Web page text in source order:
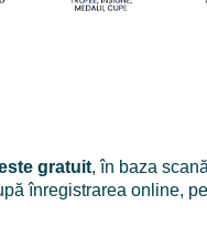
gratuit, în baza
înregistrarea online,